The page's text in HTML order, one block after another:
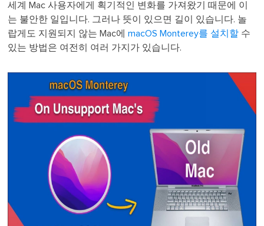
세계 Mac 사용자에게 획기적인 변화를 가져왔기 때문에 이
는 불안한 일입니다. 그러나 뜻이 있으면 길이 있습니다. 놀
랍게도 지원되지 않는 Mac에macOS Monterey를 설치할 수
있는 방법은 여전히 여러 가지가 있습니다.